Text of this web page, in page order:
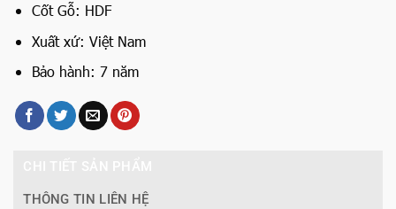
Cốt Gỗ: HDF
Xuất xứ: Việt Nam
Bảo hành: 7 năm
THÔNG TIN LIÊN HỆ